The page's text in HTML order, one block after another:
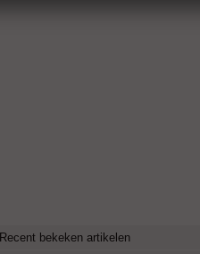
Recent bekeken artikelen